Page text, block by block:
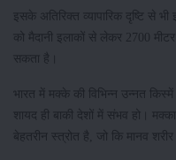
इसके अतिरिक्त व्यापारिक दृष्टि से
को मैदानी इलाकों से लेकर 2700
सकता है।
भारत में मक्के की विभिन्न उन्नत
शायद ही बाकी देशों में संभव हो। मक्का
बेहतरीन स्त्रोत है, जो कि मानव